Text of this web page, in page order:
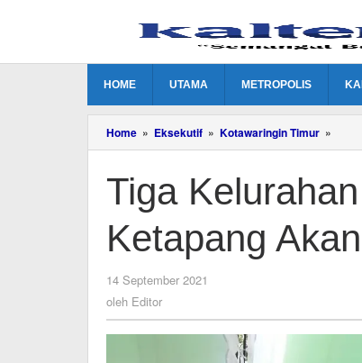
HOME UTAMA METROPOLIS
Home » Eksekutif » Kotawaringin Timur »
MB
Akan
Tiga
Ketapang
14 September 2021
oleh Editor